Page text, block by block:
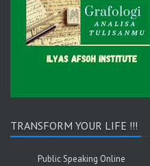
TRANSFORM YOUR LIFE !!!
Public Speaking Online